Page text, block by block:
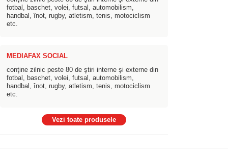
fotbal, baschet, volei, futsal, automobilism,
handbal, înot, rugby, atletism, tenis, motociclism
etc.
MEDIAFAX SOCIAL
conţine zilnic peste 80 de ştiri interne şi externe din
fotbal, baschet, volei, futsal, automobilism,
handbal, înot, rugby, atletism, tenis, motociclism
etc.
Vezi toate produsele